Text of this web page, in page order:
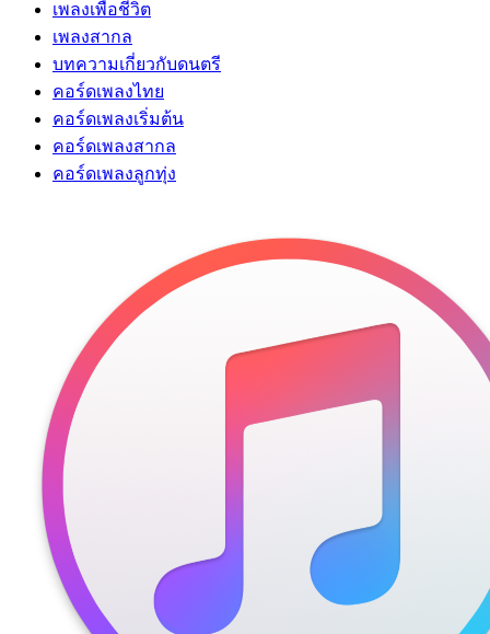
เพลงเพื่อชีวิต
เพลงสากล
บทความเกี่ยวกับดนตรี
คอร์ดเพลงไทย
คอร์ดเพลงเริ่มต้น
คอร์ดเพลงสากล
คอร์ดเพลงลูกทุ่ง